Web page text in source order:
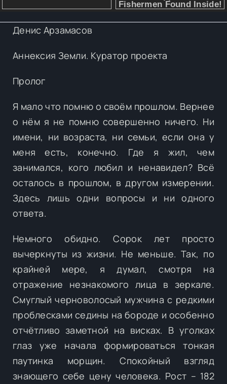
Денис Арзамасов
Аннексия Земли. Куратор проекта
Пролог
Я мало что помню о своём прошлом. Вернее
о нём я не помню совершенно ничего. Ни
имени, ни возраста, ни семьи, если она у
меня есть, конечно. Где я жил, чем
занимался, кого любил и ненавидел? Всё
осталось в прошлом, в другом измерении.
Здесь лишь одни вопросы и ни одного
ответа.
Немного обидно. Сорок лет просто
вычеркнуты из жизни. Не меньше. Так, по
крайней мере, я думал, смотря на
отражение незнакомого лица в зеркале.
Смуглый черноволосый мужчина с редкими
проблесками седины на бороде и особенно
отчётливо заметной на висках. В уголках
глаз уже начала формироваться тонкая
паутинка морщин. Спокойный взгляд
знающего себе цену человека. Рост – 182